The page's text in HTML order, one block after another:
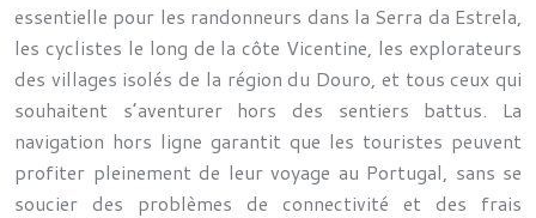
essentielle pour les randonneurs dans la Serra da Estrela,
les cyclistes le long de la côte Vicentine, les explorateurs
des villages isolés de la région du Douro, et tous ceux qui
souhaitent s’aventurer hors des sentiers battus. La
navigation hors ligne garantit que les touristes peuvent
profiter pleinement de leur voyage au Portugal, sans se
soucier des problèmes de connectivité et des frais